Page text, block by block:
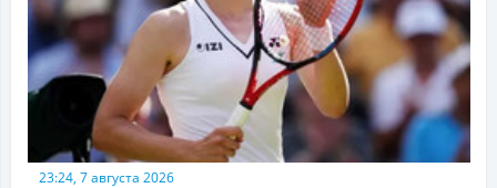
23:24, 7 августа 2026